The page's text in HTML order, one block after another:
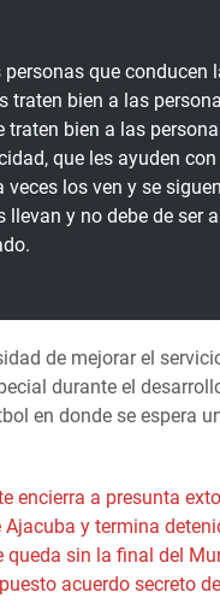
personas que conducen
traten bien a las
traten bien a las
que les ayuden
veces los ven y se
llevan y no debe de ser
de mejorar el
durante el
en donde se espera
encierra a presunta
Ajacuba y termina
queda sin la final del
acuerdo secreto